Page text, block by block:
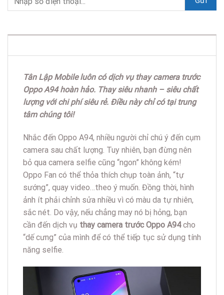
Tân Lập Mobile luôn có dịch vụ thay camera trước
Oppo A94 hoàn hảo. Thay siêu nhanh – siêu chất
lượng với chi phí siêu rẻ. Điều này chỉ có tại trung
tâm chúng tôi!
Nhắc đến Oppo A94, nhiều người chỉ chú ý đến cụm
camera sau chất lượng. Tuy nhiên, bạn đừng nên
bỏ qua camera selfie cũng “ngon” không kém!
Oppo Fan có thể thỏa thích chụp toàn ảnh, “tự
sướng”, quay video…theo ý muốn. Đồng thời, hình
ảnh ít phải chỉnh sửa nhiều vì có màu da tự nhiên,
sắc nét. Do vậy, nếu chẳng may nó bị hỏng, bạn
cần đến dịch vụ thay camera trước Oppo A94cho
“dế cưng” của mình để có thể tiếp tục sử dụng tính
năng selfie.